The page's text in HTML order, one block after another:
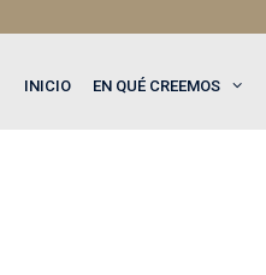
INICIO EN QUÉ CREEMOS